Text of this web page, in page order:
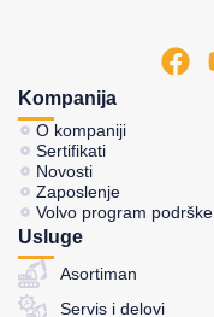
Kompanija
O kompaniji
Sertifikati
Novosti
Zaposlenje
Volvo program podrške
Usluge
Asortiman
Servis i delovi